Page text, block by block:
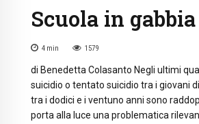
Scuola in gabbia
4 min 1579
di Benedetta Colasanto Negli ultimi
suicidio o tentato suicidio tra i giovani
tra i dodici e i ventuno anni sono
porta alla luce una problematica